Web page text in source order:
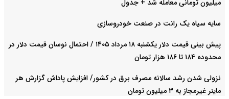
میلیون تومانی معامله شد + جدول
سایه سیاه یک رانت در صنعت خودروسازی
پیش ‌بینی قیمت دلار یکشنبه ۱۸ مرداد ۱۴۰۵ / احتمال نوسان قیمت دلار در
محدوده ۱۸۴ تا ۱۸۶ هزار تومان
نزولی شدن رشد سالانه مصرف برق در کشور/ افزایش پاداش گزارش هر
ماینر غیرمجاز به ۳ میلیون تومان